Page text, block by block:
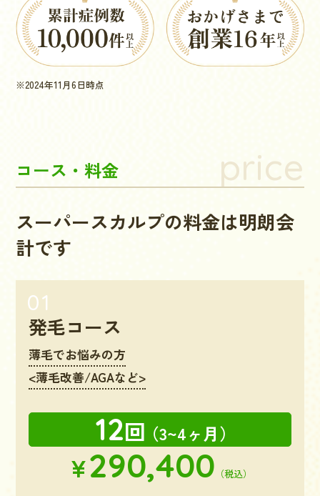
※2024年11月6日時点
コース・料金 price
スーパースカルプの料金は明朗会
計です
発毛コース
薄毛でお悩みの方
<薄毛改善/AGAなど>
12回 （3~4ヶ月）
¥290,400 （税込）